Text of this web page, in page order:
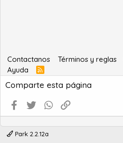
Contactanos Términos y reglas
Ayuda
R
S
S
Comparte esta página
Facebook
Twitter WhatsApp
Park 2.2.12a